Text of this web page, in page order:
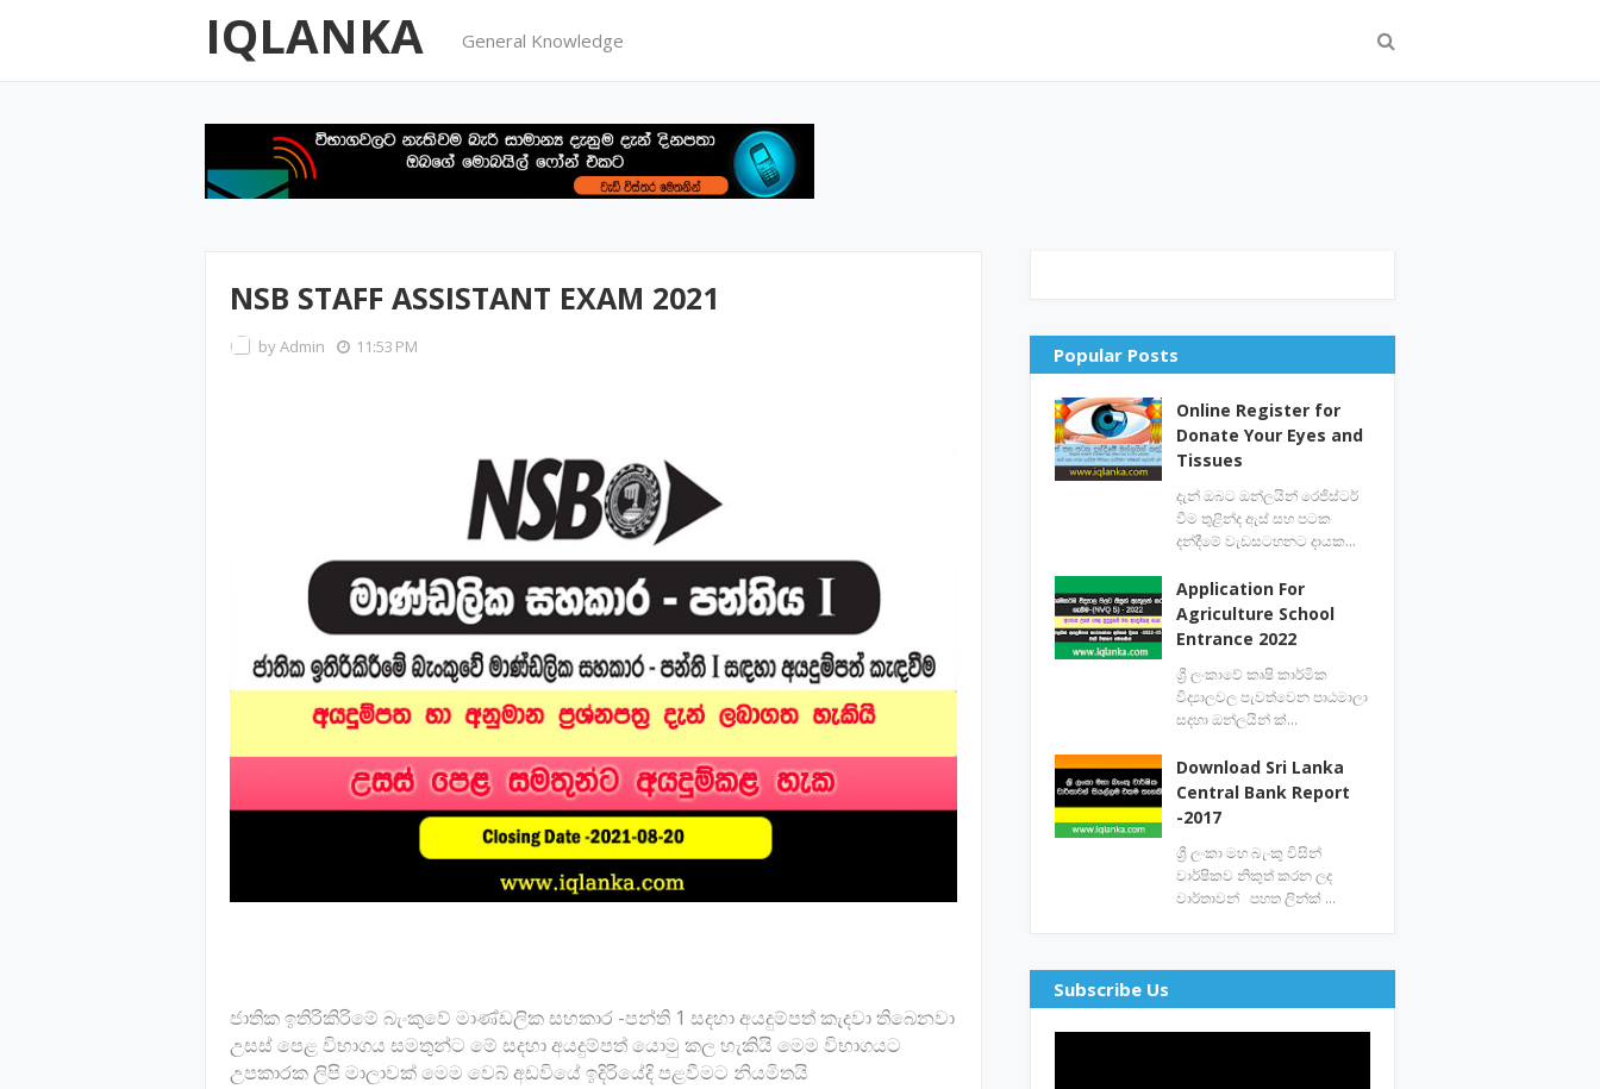
IQLANKA General Knowledge
NSB STAFF ASSISTANT EXAM 2021
byAdmin 11:53 PM
ජාතික ඉතිරිකිරිමේ බැංකුවේ මාණ්ඩලික සහකාර -පන්ති 1 සදහා අයදුම්පත් කැදවා තිබෙනවා
උසස් පෙළ විභාගය සමතුන්ට මේ සදහා අයදුම්පත් යොමු කල හැකියි මෙම විභාගයට
උපකාරක ලිපි මාලාවක් මෙම වෙබ් අඩවියේ ඉදිරියේදි පළවීමට නියමිතයි
Popular Posts
Online Register for
Donate Your Eyes and
Tissues
දැන් ඔබට ඔන්ලයින් රෙජිස්ටර්
වීම තුළින්ද ඇස් සහ පටක
දන්දීමේ වැඩසටහනට දායක…
Application For
Agriculture School
Entrance 2022
ශ්‍රී ලංකාවේ කෘෂි කාර්මික
විද්‍යාලවල පැවත්වෙන පාඨමාලා
සදහා ඔන්ලයින් ක්…
Download Sri Lanka
Central Bank Report
-2017
ශ්‍රී ලංකා මහ බැංකු විසින්
වාර්ෂිකව නිකුත් කරන ලද
වාර්තාවන් පහත ලින්ක් …
Subscribe Us